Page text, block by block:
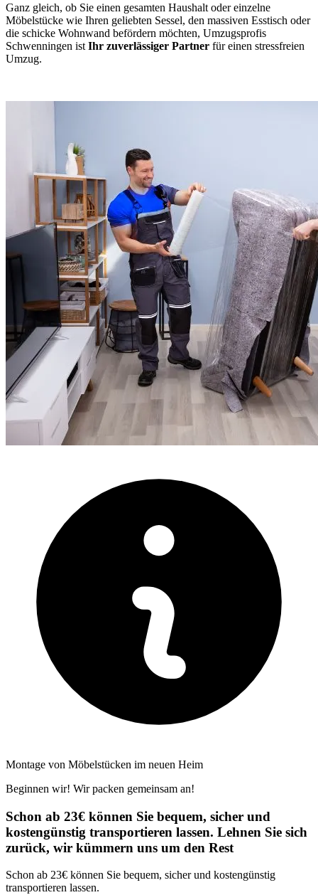
Ganz gleich, ob Sie einen gesamten Haushalt oder einzelne
Möbelstücke wie Ihren geliebten Sessel, den massiven Esstisch oder
die schicke Wohnwand befördern möchten, Umzugsprofis
Schwenningen ist Ihr zuverlässiger Partner für einen stressfreien
Umzug.
Montage von Möbelstücken im neuen Heim
Beginnen wir! Wir packen gemeinsam an!
Schon ab 23€ können Sie bequem, sicher und
kostengünstig transportieren lassen. Lehnen Sie sich
zurück, wir kümmern uns um den Rest
Schon ab 23€ können Sie bequem, sicher und kostengünstig
transportieren lassen.